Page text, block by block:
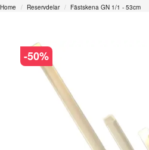
Home Reservdelar Fästskena GN 1/1 - 53cm
-50%